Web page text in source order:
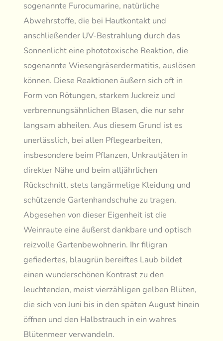
sogenannte Furocumarine, natürliche
Abwehrstoffe, die bei Hautkontakt und
anschließender UV-Bestrahlung durch das
Sonnenlicht eine phototoxische Reaktion, die
sogenannte Wiesengräserdermatitis, auslösen
können. Diese Reaktionen äußern sich oft in
Form von Rötungen, starkem Juckreiz und
verbrennungsähnlichen Blasen, die nur sehr
langsam abheilen. Aus diesem Grund ist es
unerlässlich, bei allen Pflegearbeiten,
insbesondere beim Pflanzen, Unkrautjäten in
direkter Nähe und beim alljährlichen
Rückschnitt, stets langärmelige Kleidung und
schützende Gartenhandschuhe zu tragen.
Abgesehen von dieser Eigenheit ist die
Weinraute eine äußerst dankbare und optisch
reizvolle Gartenbewohnerin. Ihr filigran
gefiedertes, blaugrün bereiftes Laub bildet
einen wunderschönen Kontrast zu den
leuchtenden, meist vierzähligen gelben Blüten,
die sich von Juni bis in den späten August hinein
öffnen und den Halbstrauch in ein wahres
Blütenmeer verwandeln.